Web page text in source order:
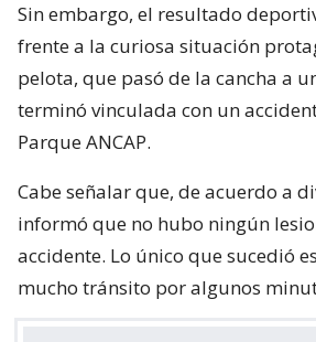
Sin embargo, el resultado
frente a la curiosa situación
pelota, que pasó de la cancha a
terminó vinculada con un
Parque ANCAP.
Cabe señalar que, de acuerdo a
informó que no hubo ningún
accidente. Lo único que sucedió
mucho tránsito por algunos